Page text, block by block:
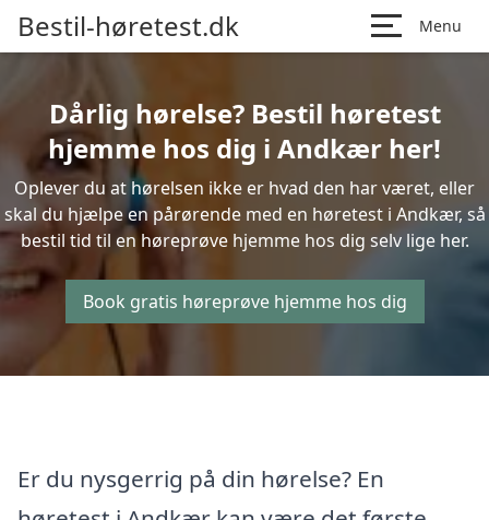
Bestil-høretest.dk Menu
Dårlig hørelse? Bestil høretest
hjemme hos dig i Andkær her!
Oplever du at hørelsen ikke er hvad den har været, eller
skal du hjælpe en pårørende med en høretest i Andkær, så
bestil tid til en høreprøve hjemme hos dig selv lige her.
Book gratis høreprøve hjemme hos dig
Er du nysgerrig på din hørelse? En